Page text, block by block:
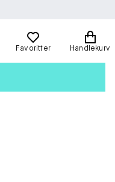
Favoritter Handlekurv